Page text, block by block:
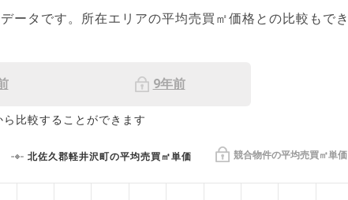
ータです。所在エリアの平均売買㎡価格との比較もでき
9年前
比較することができます
競合物件の平均売買㎡単価
北佐久郡軽井沢町の平均売買㎡単価